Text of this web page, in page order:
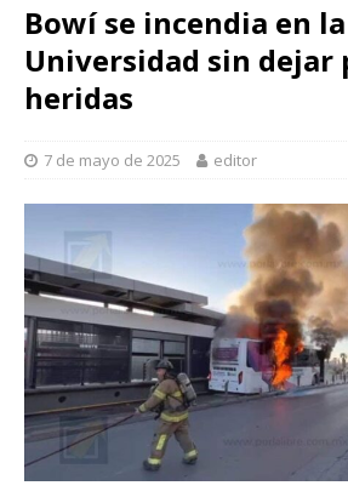
Bowí se incendia en
Universidad sin dejar
heridas
7 de mayo de 2025 editor